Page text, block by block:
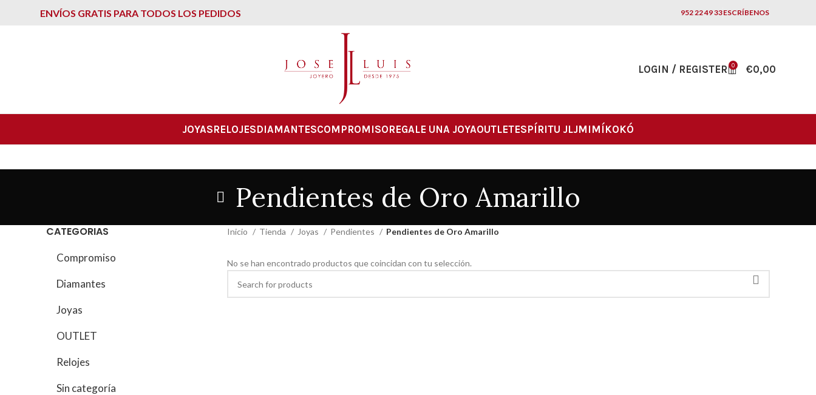
ENVÍOS GRATIS PARA TODOS LOS PEDIDOS 952 22 49 33ESCRÍBENOS
LOGIN / REGISTER 0 €0,00
JOYASRELOJESDIAMANTESCOMPROMISOREGALE UNA JOYAOUTLETESPÍRITU JLJMIMÍKOKÓ
Pendientes de Oro Amarillo
CATEGORIAS
Compromiso
Diamantes
Joyas
OUTLET
Relojes
Sin categoría
Inicio Tienda Joyas Pendientes Pendientes de Oro Amarillo
No se han encontrado productos que coincidan con tu selección.